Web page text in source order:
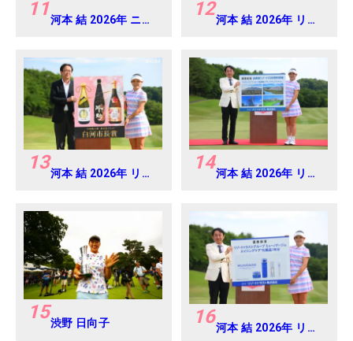
11河本 結 2026年 ニチ
12河本 結 2026年 リゾ
13河本 結 2026年 リゾ
14河本 結 2026年 リゾ
15渋野 日向子 16河本 結 2026年 リゾ